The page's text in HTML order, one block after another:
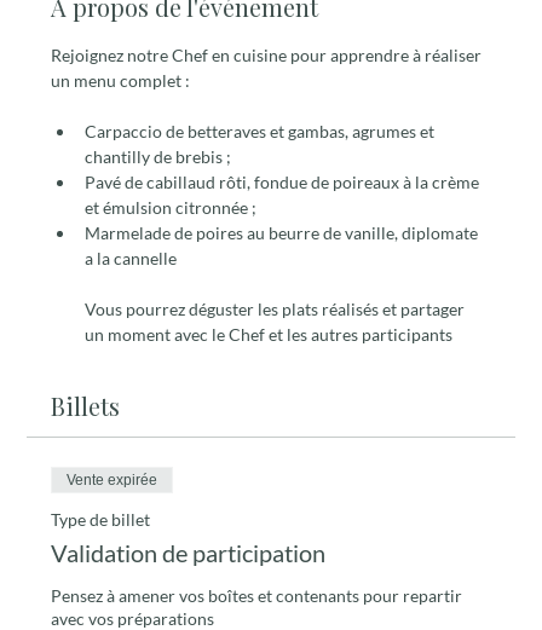
Rejoignez notre Chef en cuisine pour apprendre à réaliser
un menu complet :
Carpaccio de betteraves et gambas, agrumes et
chantilly de brebis ;
Pavé de cabillaud rôti, fondue de poireaux à la crème
et émulsion citronnée ;
Marmelade de poires au beurre de vanille, diplomate
a la cannelle
Vous pourrez déguster les plats réalisés et partager
un moment avec le Chef et les autres participants
Billets
Vente expirée
Type de billet
Validation de participation
Pensez à amener vos boîtes et contenants pour repartir
avec vos préparations